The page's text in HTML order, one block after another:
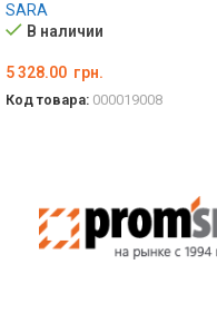
SARA
В наличии
5 328.00 грн.
Код товара: 000019008